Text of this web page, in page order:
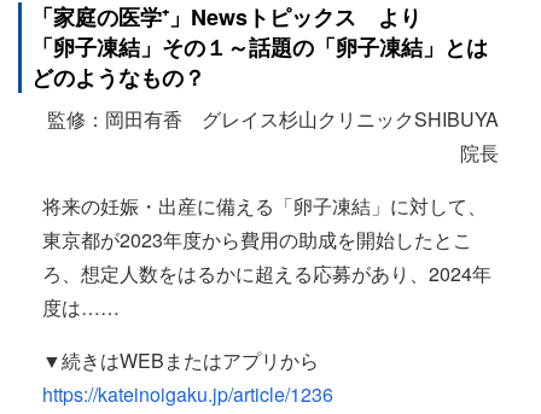
「家庭の医学⁺ 」 News トピックス より
「卵子凍結」その１～話題の「卵子凍結」とは
どのようなもの？
監修：岡田有香 グレイス杉山クリニックSHIBUYA
院長
将来の妊娠・出産に備える「卵子凍結」に対して、
東京都が2023年度から費用の助成を開始したとこ
ろ、想定人数をはるかに超える応募があり、2024年
度は……
▼続きはWEBまたはアプリから
https://kateinoigaku.jp/article/1236